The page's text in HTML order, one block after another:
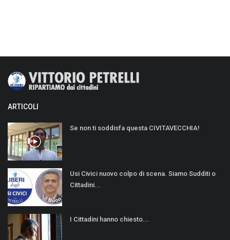
ARTICOLI
Se non ti soddisfa questa CIVITAVECCHIA!
Usi Civici nuovo colpo di scena. Siamo Sudditi o
Cittadini...
I Cittadini hanno chiesto...